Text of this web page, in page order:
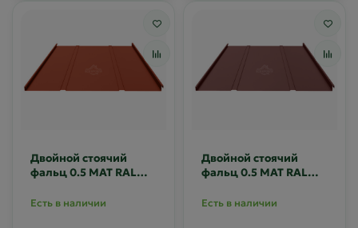
Двойной стоячий
фальц 0.5 MAT RAL
Есть в наличии
Двойной стоячий
фальц 0.5 MAT RAL
Есть в наличии